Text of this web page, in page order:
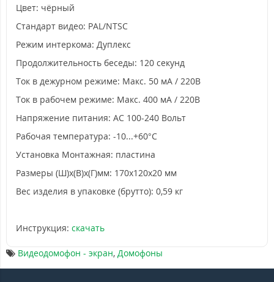
Цвет: чёрный
Стандарт видео: PAL/NTSC
Режим интеркома: Дуплекс
Продолжительность беседы: 120 секунд
Ток в дежурном режиме: Макс. 50 мА / 220В
Ток в рабочем режиме: Макс. 400 мА / 220В
Напряжение питания: АС 100-240 Вольт
Рабочая температура: -10...+60°С
Установка Монтажная: пластина
Размеры (Ш)х(В)х(Г)мм: 170x120x20 мм
Вес изделия в упаковке (брутто): 0,59 кг
Инструкция: скачать
Видеодомофон - экран, Домофоны